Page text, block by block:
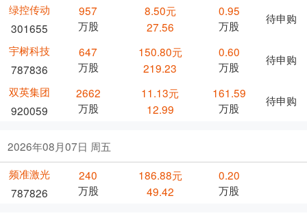
绿控传动
301655
957
万股
8.50元
27.56
0.95
万股
待申购
宇树科技
787836
647
万股
150.80元
219.23
0.60
万股
待申购
双英集团
920059
2662
万股
11.13元
12.99
161.59
万股
待申购
2026年08月07日 周五
频准激光
787826
240
万股
186.88元
49.42
0.20
万股